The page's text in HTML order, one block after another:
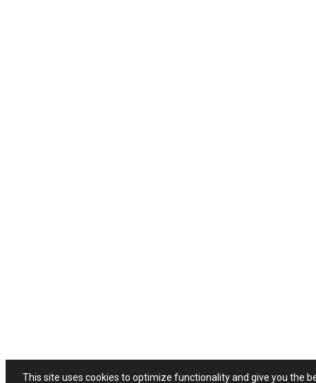
This site uses cookies to optimize functionality and give you the